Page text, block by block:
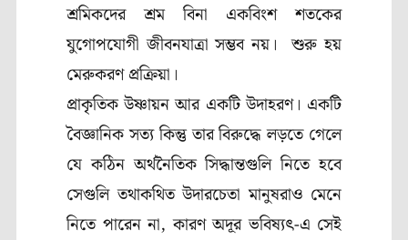
শ্রমিকদের শ্রম বিনা একবিংশ শতকের
যুগোপযোগী জীবনযাত্রা সম্ভব নয়। শুরু হয়
মেরুকরণ প্রক্রিয়া।
প্রাকৃতিক উষ্ণায়ন আর একটি উদাহরণ। একটি
বৈজ্ঞানিক সত্য কিন্তু তার বিরুদ্ধে লড়তে গেলে
যে কঠিন অর্থনৈতিক সিদ্ধান্তগুলি নিতে হবে
সেগুলি তথাকথিত উদারচেতা মানুষরাও মেনে
নিতে পারেন না, কারণ অদূর ভবিষ্যৎ-এ সেই